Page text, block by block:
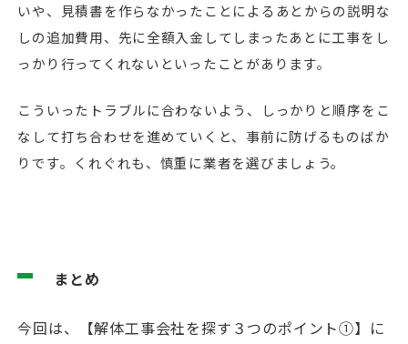
いや、見積書を作らなかったことによるあとからの説明な
しの追加費用、先に全額入金してしまったあとに工事をし
っかり行ってくれないといったことがあります。
こういったトラブルに合わないよう、しっかりと順序をこ
なして打ち合わせを進めていくと、事前に防げるものばか
りです。くれぐれも、慎重に業者を選びましょう。
まとめ
今回は、【解体工事会社を探す３つのポイント①】に